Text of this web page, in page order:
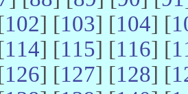
102] [103] [104] [
114] [115] [116] [
126] [127] [128] [